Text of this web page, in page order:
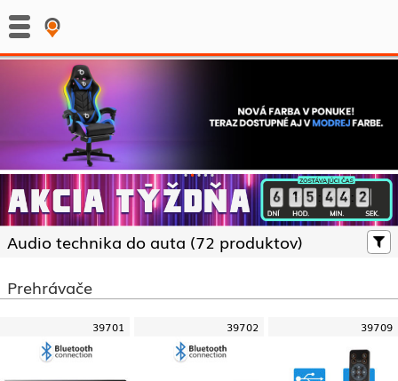
: :
Audio technika do auta (72 produktov)
Prehrávače
39701 39702 39709